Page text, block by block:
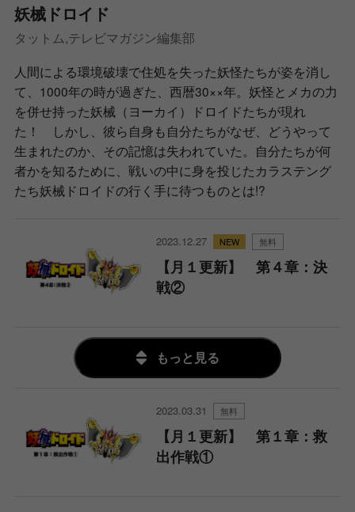
妖械ドロイド
タットム,テレビマガジン編集部
人間による環境破壊で住処を失った妖怪たちが姿を消し
て、1000年の時が過ぎた、西暦30××年。妖怪とメカの力
を併せ持った妖械（ヨーカイ）ドロイドたちが現れ
た！ しかし、彼ら自身も自分たちがなぜ、どうやって
生まれたのか、その記憶は失われていた。自分たちが何
者かを知るために、戦いの中に身を投じたカラステング
たち妖械ドロイドの行く手に待つものとは!?
2023.12.27 無料
【月１更新】 第４章：決
戦②
もっと見る
2023.03.31 無料
【月１更新】 第１章：救
出作戦①